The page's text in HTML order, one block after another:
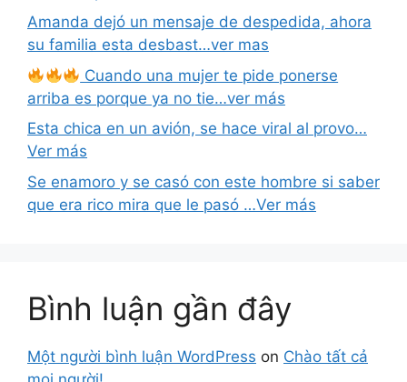
Amanda dejó un mensaje de despedida, ahora
su familia esta desbast…ver mas
Cuando una mujer te pide ponerse
arriba es porque ya no tie…ver más
Esta chica en un avión, se hace viral al provo…
Ver más
Se enamoro y se casó con este hombre si saber
que era rico mira que le pasó …Ver más
Bình luận gần đây
Một người bình luận WordPress on Chào tất cả